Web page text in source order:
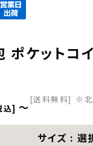
ケットコ
込 〜
[送料無料] ※北
サイズ 選